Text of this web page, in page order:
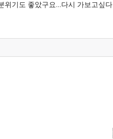
위기도 좋았구요...다시 가보고싶다